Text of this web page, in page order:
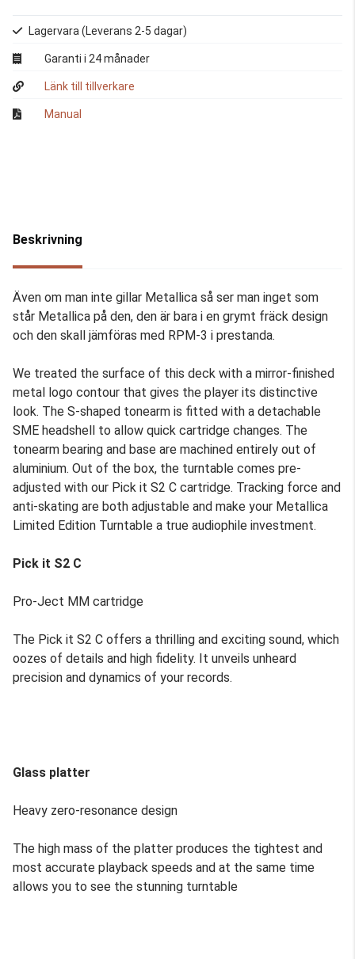
Lagervara (Leverans 2-5 dagar)
Garanti i 24 månader
Länk till tillverkare
Manual
Beskrivning
Även om man inte gillar Metallica så ser man inget som
står Metallica på den, den är bara i en grymt fräck design
och den skall jämföras med RPM-3 i prestanda.
We treated the surface of this deck with a mirror-finished
metal logo contour that gives the player its distinctive
look. The S-shaped tonearm is fitted with a detachable
SME headshell to allow quick cartridge changes. The
tonearm bearing and base are machined entirely out of
aluminium. Out of the box, the turntable comes pre-
adjusted with our Pick it S2 C cartridge. Tracking force and
anti-skating are both adjustable and make your Metallica
Limited Edition Turntable a true audiophile investment.
Pick it S2 C
Pro-Ject MM cartridge
The Pick it S2 C offers a thrilling and exciting sound, which
oozes of details and high fidelity. It unveils unheard
precision and dynamics of your records.
Glass platter
Heavy zero-resonance design
The high mass of the platter produces the tightest and
most accurate playback speeds and at the same time
allows you to see the stunning turntable